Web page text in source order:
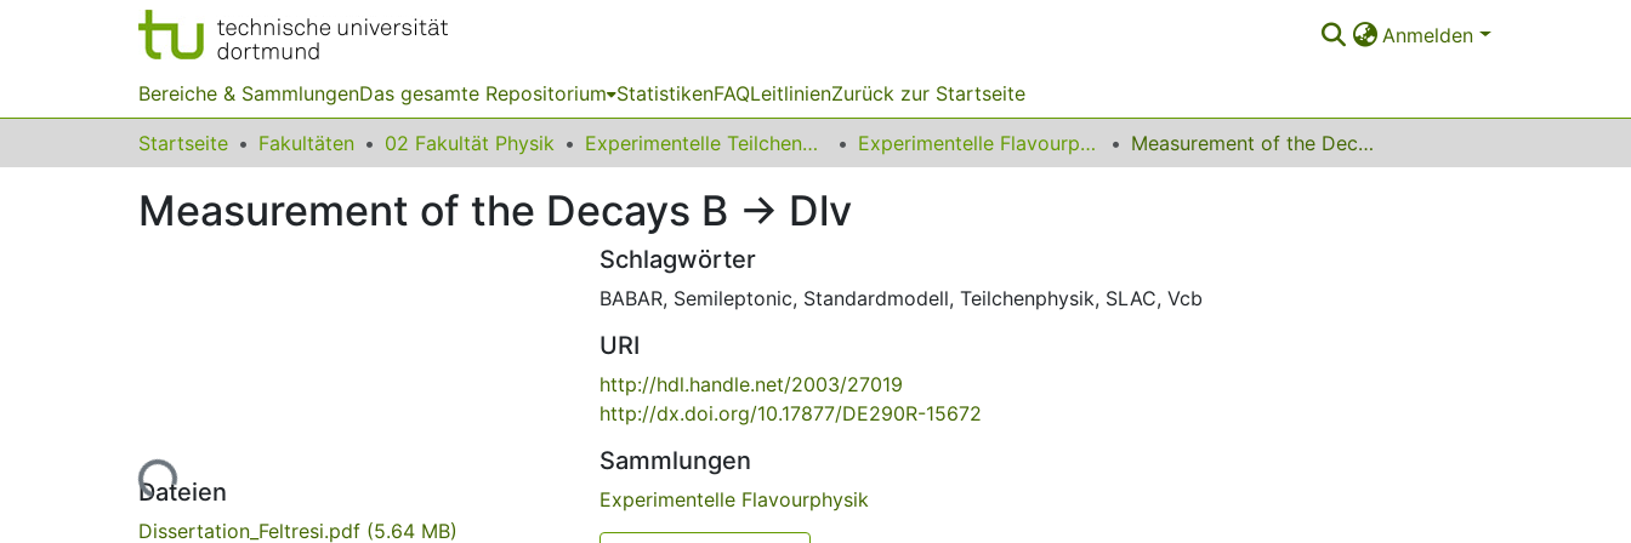
Anmelden
Bereiche & SammlungenDas gesamte Repositorium StatistikenFAQLeitlinienZurück zur Startseite
Startseite Fakultäten 02 Fakultät Physik Experimentelle Teilchenphysik Experimentelle Flavourphysik Measurement of the Decays B -> Dlv
Measurement of the Decays B -> Dlv
Lade...
Dateien
Dissertation_Feltresi.pdf (5.64 MB)
Schlagwörter
BABAR, Semileptonic, Standardmodell, Teilchenphysik, SLAC, Vcb
URI
http://hdl.handle.net/2003/27019
http://dx.doi.org/10.17877/DE290R-15672
Sammlungen
Experimentelle Flavourphysik